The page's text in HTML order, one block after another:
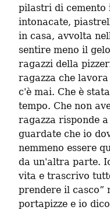
pilastri di cemento
intonacate,
in casa, avvolta
sentire meno il
ragazzi della
ragazza che
c'è mai. Che è
tempo. Che non
ragazza risponde
guardate che io
nemmeno essere
da un'altra parte.
vita e trascrivo
prendere il casco”
portapizze e io